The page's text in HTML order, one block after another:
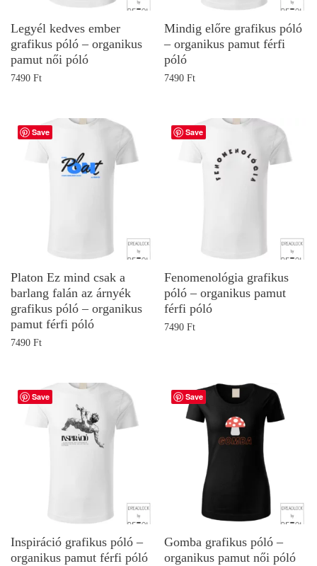
Legyél kedves ember
grafikus póló – organikus
pamut női póló
7490 Ft
Mindig előre grafikus póló
– organikus pamut férfi
póló
7490Ft
Save
Platon Ez mind csak a
barlang falán az árnyék
grafikus póló – organikus
pamut férfi póló
7490 Ft
Save
Fenomenológia grafikus
póló – organikus pamut
férfi póló
7490Ft
Save
Inspiráció grafikus póló –
organikus pamut férfi póló
Save
Gomba grafikus póló –
organikus pamut női póló